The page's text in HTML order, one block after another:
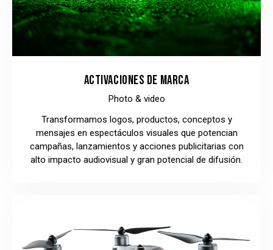
ACTIVACIONES DE MARCA
Photo & video
Transformamos logos, productos, conceptos y
mensajes en espectáculos visuales que potencian
campañas, lanzamientos y acciones publicitarias con
alto impacto audiovisual y gran potencial de difusión.